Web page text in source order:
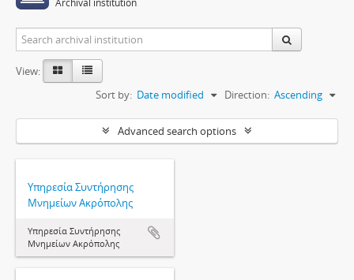
Archival institution
View:
Sort by: Date modified Direction: Ascending
Advanced search options
Υπηρεσία Συντήρησης
Μνημείων Ακρόπολης
Υπηρεσία Συντήρησης
Μνημείων Ακρόπολης